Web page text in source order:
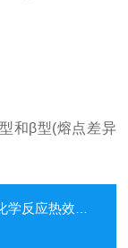
和β型(熔点差异
热效应的工具